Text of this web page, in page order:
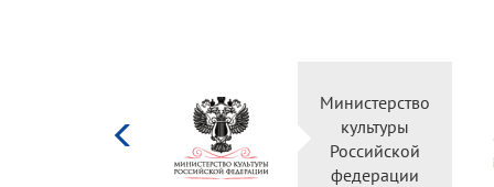
Министерство
культуры
Российской
федерации